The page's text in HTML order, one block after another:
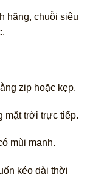
hãng, chuỗi siêu
zip hoặc kẹp.
mặt trời trực tiếp.
mùi mạnh.
kéo dài thời